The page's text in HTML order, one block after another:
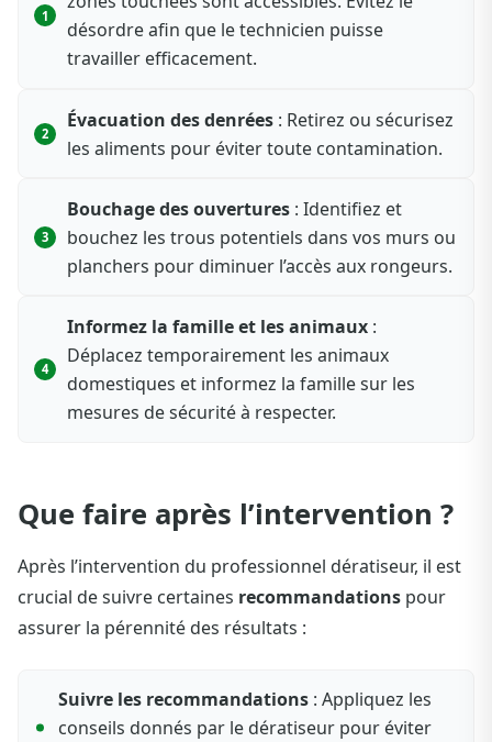
désordre afin que le technicien puisse
travailler efficacement.
Évacuation des denrées : Retirez ou sécurisez
les aliments pour éviter toute contamination.
Bouchage des ouvertures : Identifiez et
bouchez les trous potentiels dans vos murs ou
planchers pour diminuer l’accès aux rongeurs.
Informez la famille et les animaux :
Déplacez temporairement les animaux
domestiques et informez la famille sur les
mesures de sécurité à respecter.
Que faire après l’intervention ?
Après l’intervention du professionnel dératiseur, il est
crucial de suivre certaines recommandations pour
assurer la pérennité des résultats :
Suivre les recommandations : Appliquez les
conseils donnés par le dératiseur pour éviter